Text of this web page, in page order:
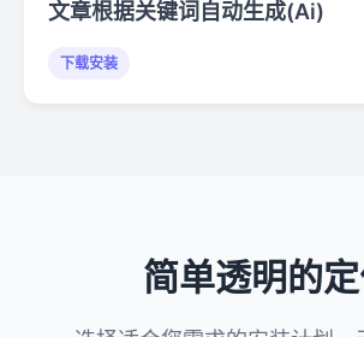
文章根据关键词自动生成(Ai)
下载安装
简单透明的